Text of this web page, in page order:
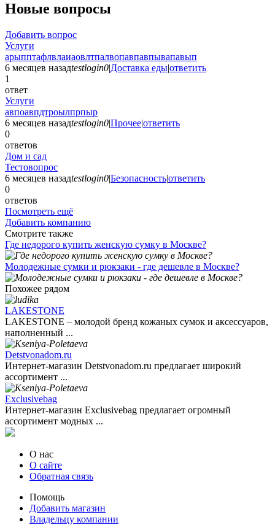
Новые вопросы
Добавить вопрос
Услуги
арыпптафлвлаиаовлтпалвопавпавпывапавып
6 месяцев назадtestlogin0|Доставка еды|ответить
1
ответ
Услуги
авпоавпдтроылпрпыр
6 месяцев назадtestlogin0|Прочее|ответить
0
ответов
Дом и сад
Тестовопрос
6 месяцев назадtestlogin0|Безопасность|ответить
0
ответов
Посмотреть ещё
Добавить компанию
Смотрите также
Где недорого купить женскую сумку в Москве?
Молодежные сумки и рюкзаки - где дешевле в Москве?
Похожее рядом
LAKESTONE
LAKESTONE – молодой бренд кожаных сумок и аксессуаров,
наполненный ...
Detstvonadom.ru
Интернет-магазин Detstvonadom.ru предлагает широкий
ассортимент ...
Exclusivebag
Интернет-магазин Exclusivebag предлагает огромный
ассортимент модных ...
О нас
О сайте
Обратная связь
Помощь
Добавить магазин
Владельцу компании